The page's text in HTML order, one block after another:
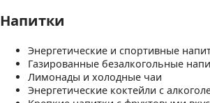
Напитки
Энергетические и спортивные
Газированные безалкогольные
Лимонады и холодные чаи
Энергетические коктейли с